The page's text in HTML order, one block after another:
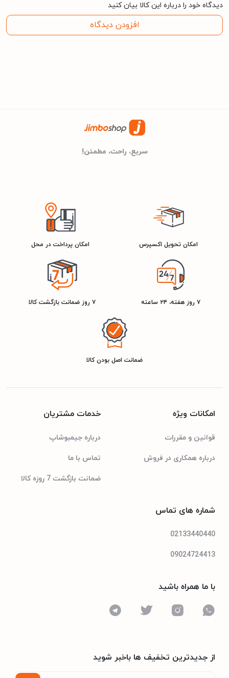
مشخصات کلی
60cm
دیدگاه خود را درباره این کالا بیان کنید
افزودن دیدگاه
سریع، راحت، مطمئن!
امکان تحویل اکسپرس امکان پرداخت در محل
۷ روز هفته، ۲۴ ساعته ۷ روز ضمانت بازگشت کالا
ضمانت اصل بودن کالا
امکانات ویژه
قوانین و مقررات
درباره همکاری در فروش
خدمات مشتریان
درباره جیمبوشاپ
تماس با ما
ضمانت بازگشت 7 روزه کالا
شماره های تماس
02133440440
09024724413
با ما همراه باشید
از جدیدترین تخفیف ها باخبر شوید